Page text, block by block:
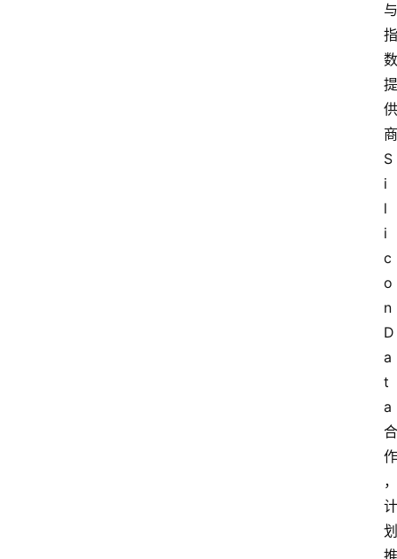
与
指
数
提
供
商
S
i
l
i
c
o
n
D
a
t
a
合
作
，
计
划
推